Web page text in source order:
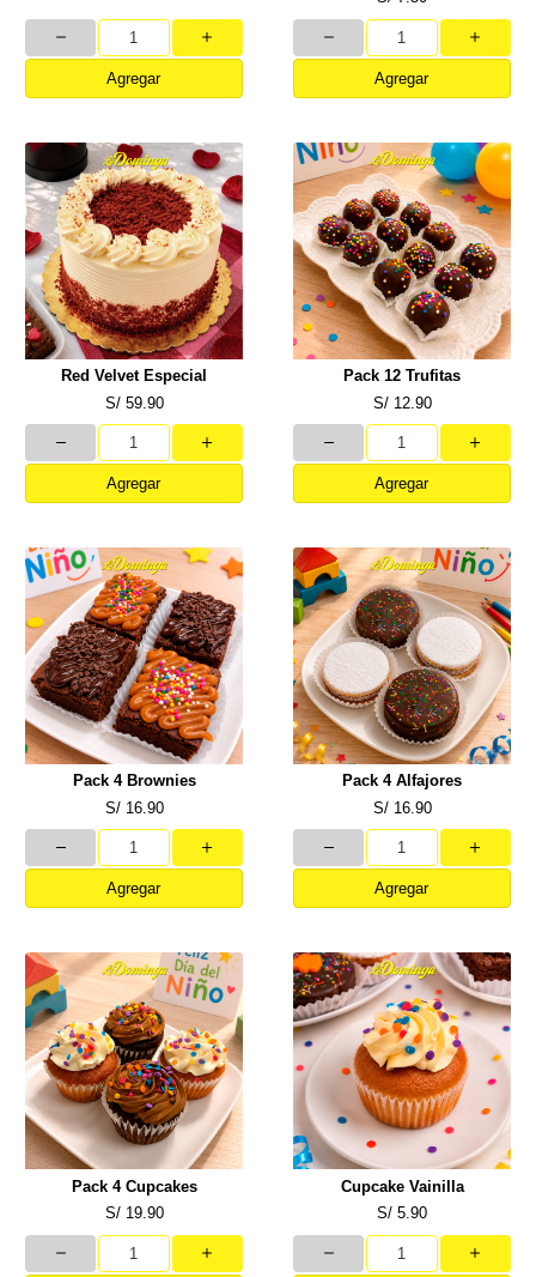
Agregar Agregar
Red Velvet Especial
S/ 59.90
Agregar
Pack 12 Trufitas
S/ 12.90
Agregar
Pack 4 Brownies
S/ 16.90
Agregar
Pack 4 Alfajores
S/ 16.90
Agregar
Pack 4 Cupcakes
S/ 19.90
Cupcake Vainilla
S/ 5.90